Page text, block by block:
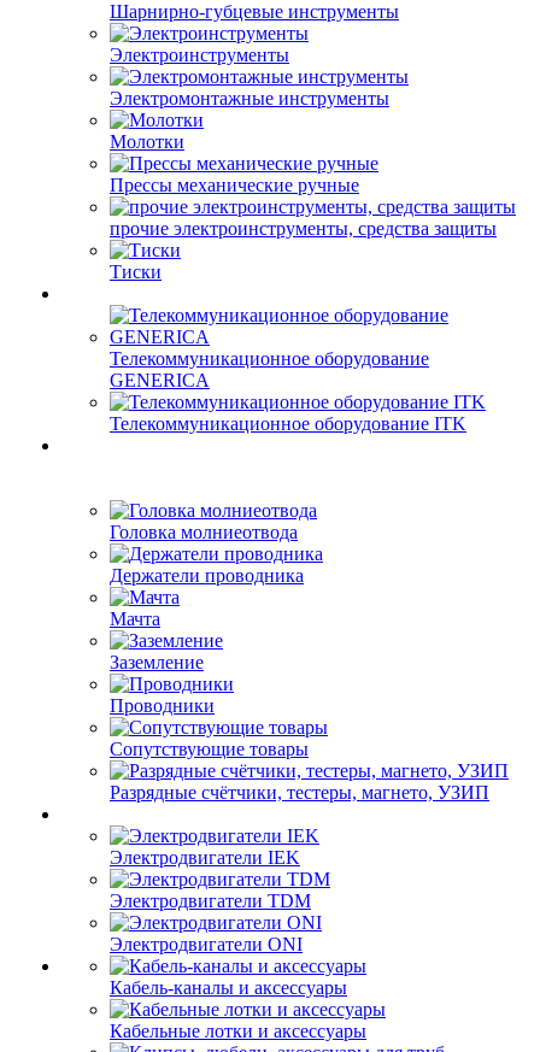
Шарнирно-губцевые инструменты
Электроинструменты
Электромонтажные инструменты
Молотки
Прессы механические ручные
прочие электроинструменты, средства защиты
Тиски
Телекоммуникационное оборудование
GENERICA
Телекоммуникационное оборудование ITK
Головка молниеотвода
Держатели проводника
Мачта
Заземление
Проводники
Сопутствующие товары
Разрядные счётчики, тестеры, магнето, УЗИП
Электродвигатели IEK
Электродвигатели TDM
Электродвигатели ONI
Кабель-каналы и аксессуары
Кабельные лотки и аксессуары